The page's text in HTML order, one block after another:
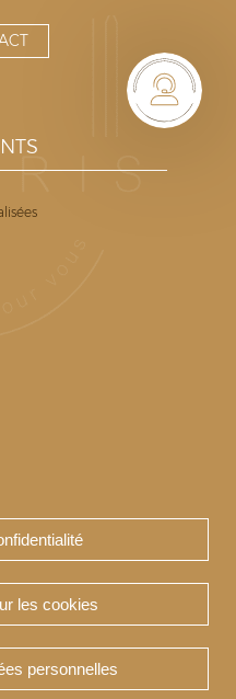
les cookies
personnelles